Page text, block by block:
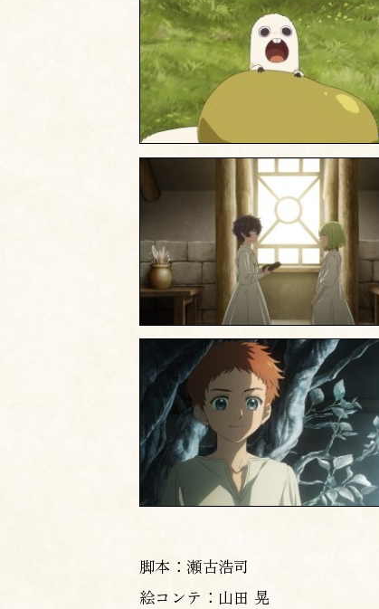
脚本：瀬古浩司
絵コンテ：山田 晃